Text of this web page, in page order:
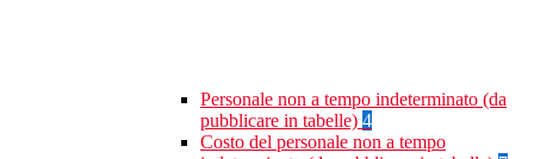
Personale non a tempo indeterminato (da
pubblicare in tabelle) 4
Costo del personale non a tempo